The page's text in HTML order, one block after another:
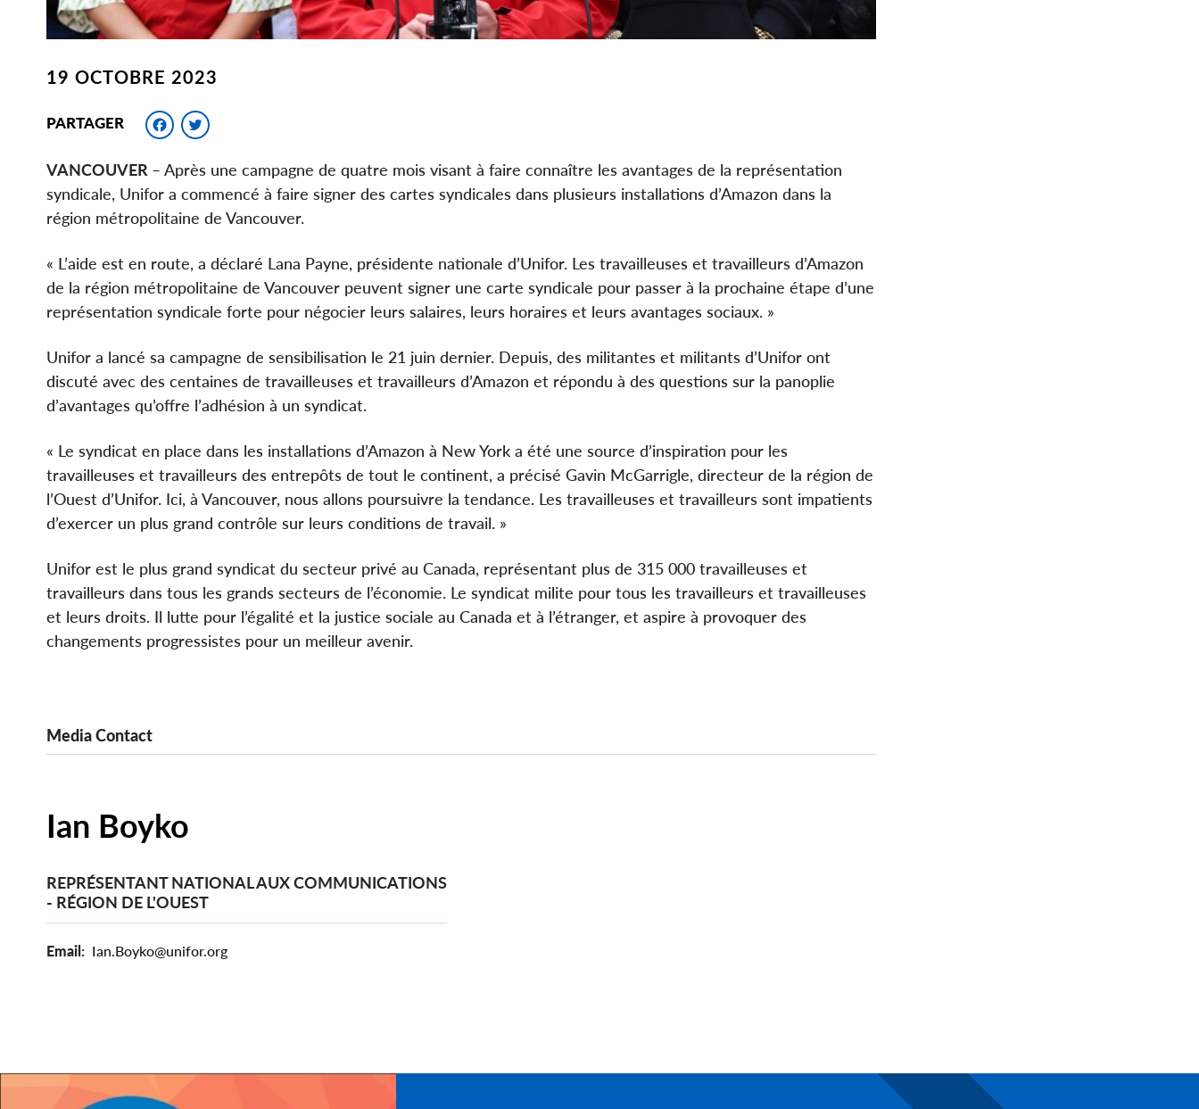
19 OCTOBRE 2023
PARTAGER Facebook
VANCOUVER – Après une campagne de quatre mois visant à faire connaître les avantages de la représentation
syndicale, Unifor a commencé à faire signer des cartes syndicales dans plusieurs installations d’Amazon dans la
région métropolitaine de Vancouver.
« L’aide est en route, a déclaré Lana Payne, présidente nationale d’Unifor. Les travailleuses et travailleurs d’Amazon
de la région métropolitaine de Vancouver peuvent signer une carte syndicale pour passer à la prochaine étape d’une
représentation syndicale forte pour négocier leurs salaires, leurs horaires et leurs avantages sociaux. »
Unifor a lancé sa campagne de sensibilisation le 21 juin dernier. Depuis, des militantes et militants d’Unifor ont
discuté avec des centaines de travailleuses et travailleurs d’Amazon et répondu à des questions sur la panoplie
d’avantages qu’offre l’adhésion à un syndicat.
« Le syndicat en place dans les installations d’Amazon à New York a été une source d’inspiration pour les
travailleuses et travailleurs des entrepôts de tout le continent, a précisé Gavin McGarrigle, directeur de la région de
l’Ouest d’Unifor. Ici, à Vancouver, nous allons poursuivre la tendance. Les travailleuses et travailleurs sont impatients
d’exercer un plus grand contrôle sur leurs conditions de travail. »
Unifor est le plus grand syndicat du secteur privé au Canada, représentant plus de 315 000 travailleuses et
travailleurs dans tous les grands secteurs de l’économie. Le syndicat milite pour tous les travailleurs et travailleuses
et leurs droits. Il lutte pour l’égalité et la justice sociale au Canada et à l’étranger, et aspire à provoquer des
changements progressistes pour un meilleur avenir.
Media Contact
Ian Boyko
REPRÉSENTANT NATIONAL AUX COMMUNICATIONS
- RÉGION DE L'OUEST
Email Ian.Boyko@unifor.org